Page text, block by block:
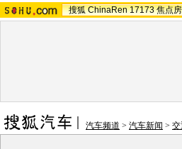
搜狐 ChinaRen 17173 焦点
汽车频道 > 汽车新闻 > 交